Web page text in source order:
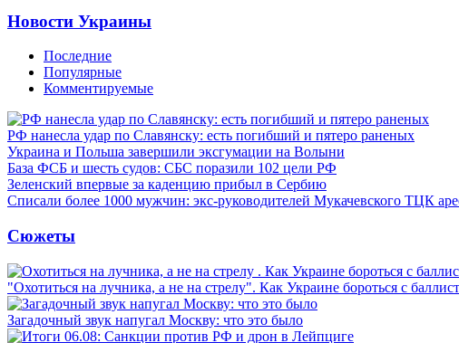
Новости Украины
Последние
Популярные
Комментируемые
РФ нанесла удар по Славянску: есть погибший и пятеро раненых
Украина и Польша завершили эксгумации на Волыни
База ФСБ и шесть судов: СБС поразили 102 цели РФ
Зеленский впервые за каденцию прибыл в Сербию
Списали более 1000 мужчин: экс-руководителей Мукачевского ТЦК
Сюжеты
"Охотиться на лучника, а не на стрелу". Как Украине бороться с
Загадочный звук напугал Москву: что это было